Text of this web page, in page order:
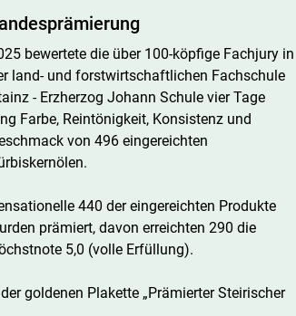
Skip to main content
bewertete die über 100-köpfige Fachjury in
land- und forstwirtschaftlichen Fachschule
- Erzherzog Johann Schule vier Tage
Farbe, Reintönigkeit, Konsistenz und
von 496 eingereichten
440 der eingereichten Produkte
prämiert, davon erreichten 290 die
5,0 (volle Erfüllung).
goldenen Plakette „Prämierter Steirischer